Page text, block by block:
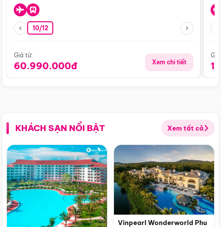
10/12
Giá từ:
60.990.000đ Xem chi tiết
KHÁCH SẠN NỔI BẬT Xem tất cả
Vinpearl Wonderworld Phu